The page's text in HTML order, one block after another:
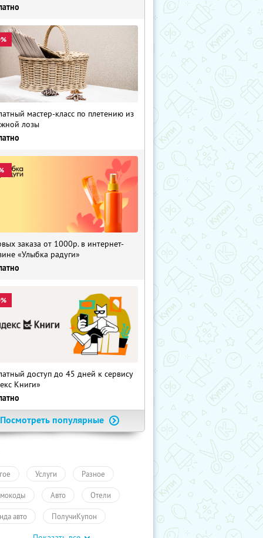
мастер-класс по плетению из
лозы
заказа от 1000р. в интернет-
«Улыбка радуги»
доступ до 45 дней к сервису
Книги»
Посмотреть популярные
Услуги Разное
Авто Отели
авто ПолучиКупон